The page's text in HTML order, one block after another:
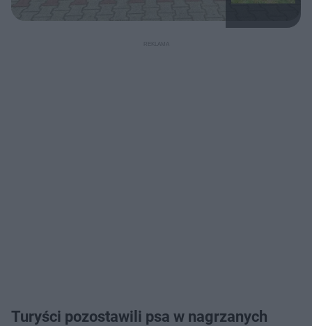
Turyści pozostawili psa w nagrzanych